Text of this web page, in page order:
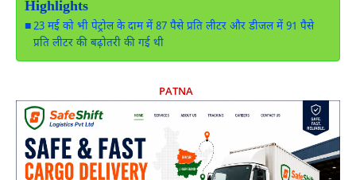
Highlights
23 मई को भी पेट्रोल के दाम में 87 पैसे प्रति लीटर और डीजल में 91 पैसे
प्रति लीटर की बढ़ोतरी की गई थी
PATNA